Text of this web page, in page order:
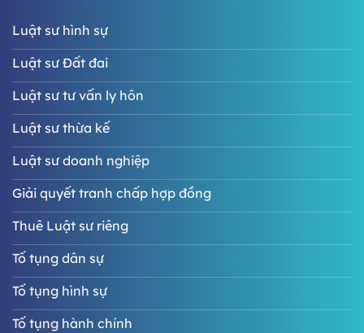
Luật sư hình sự
Luật sư Đất đai
Luật sư tư vấn ly hôn
Luật sư thừa kế
Luật sư doanh nghiệp
Giải quyết tranh chấp hợp đồng
Thuê Luật sư riêng
Tố tụng dân sự
Tố tụng hình sự
Tố tụng hành chính